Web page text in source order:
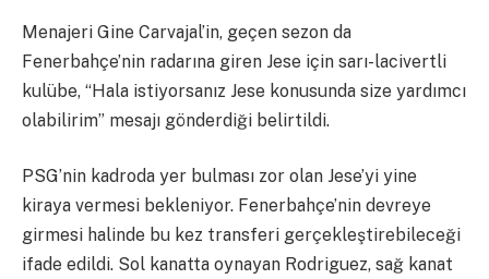
Menajeri Gine Carvajal’in, geçen sezon da
Fenerbahçe’nin radarına giren Jese için sarı-lacivertli
kulübe, “Hala istiyorsanız Jese konusunda size yardımcı
olabilirim” mesajı gönderdiği belirtildi.
PSG’nin kadroda yer bulması zor olan Jese’yi yine
kiraya vermesi bekleniyor. Fenerbahçe’nin devreye
girmesi halinde bu kez transferi gerçekleştirebileceği
ifade edildi. Sol kanatta oynayan Rodriguez, sağ kanat